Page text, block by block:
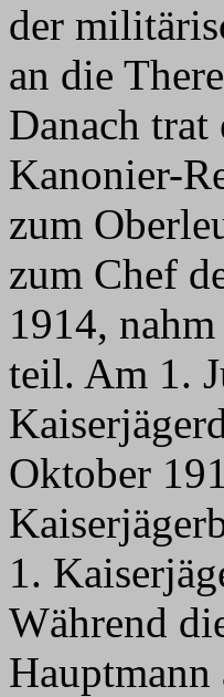
der
an die
Danach
Kanonier-
zum
zum Chef
1914,
teil. Am 1.
Oktober
1.
Während